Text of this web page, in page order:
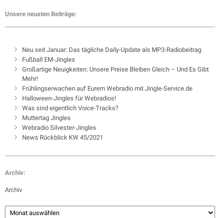
Unsere neusten Beiträge:
Neu seit Januar: Das tägliche Daily-Update als MP3-Radiobeitrag
Fußball EM-Jingles
Großartige Neuigkeiten: Unsere Preise Bleiben Gleich – Und Es Gibt
Mehr!
Frühlingserwachen auf Eurem Webradio mit Jingle-Service.de
Halloween-Jingles für Webradios!
Was sind eigentlich Voice-Tracks?
Muttertag Jingles
Webradio Silvester-Jingles
News Rückblick KW 45/2021
Archiv:
Archiv